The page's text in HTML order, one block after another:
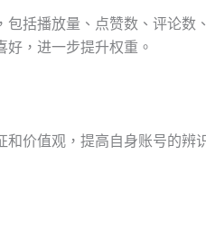
包括播放量、点赞数、评论
，进一步提升权重。
价值观，提高自身账号的辨